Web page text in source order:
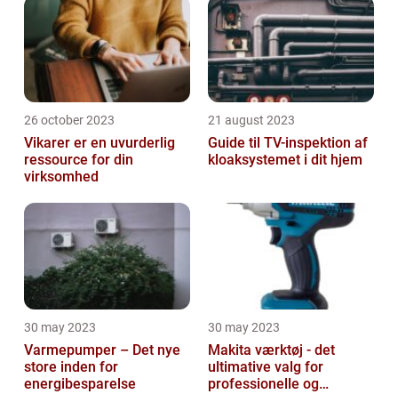
26 october 2023
Vikarer er en uvurderlig
ressource for din
virksomhed
21 august 2023
Guide til TV-inspektion af
kloaksystemet i dit hjem
30 may 2023
Varmepumper – Det nye
store inden for
energibesparelse
30 may 2023
Makita værktøj - det
ultimative valg for
professionelle og